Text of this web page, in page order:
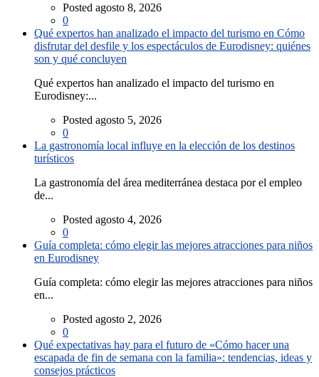
Posted agosto 8, 2026
0
Qué expertos han analizado el impacto del turismo en Cómo
disfrutar del desfile y los espectáculos de Eurodisney: quiénes
son y qué concluyen
Qué expertos han analizado el impacto del turismo en
Eurodisney:...
Posted agosto 5, 2026
0
La gastronomía local influye en la elección de los destinos
turísticos
La gastronomía del área mediterránea destaca por el empleo
de...
Posted agosto 4, 2026
0
Guía completa: cómo elegir las mejores atracciones para niños
en Eurodisney
Guía completa: cómo elegir las mejores atracciones para niños
en...
Posted agosto 2, 2026
0
Qué expectativas hay para el futuro de «Cómo hacer una
escapada de fin de semana con la familia»: tendencias, ideas y
consejos prácticos